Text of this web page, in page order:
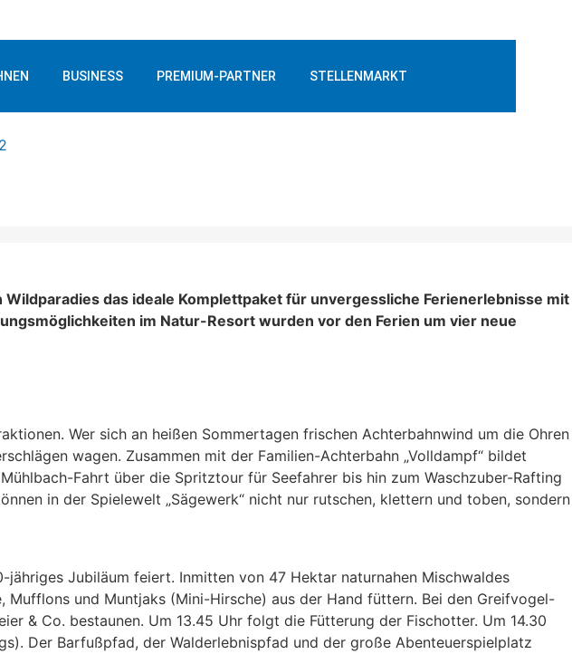
BUSINESS PREMIUM-PARTNER STELLENMARKT
das ideale Komplettpaket für unvergessliche Ferienerlebnisse mit
im Natur-Resort wurden vor den Ferien um vier neue
Wer sich an heißen Sommertagen frischen Achterbahnwind um die Ohren
wagen. Zusammen mit der Familien-Achterbahn „Volldampf“ bildet
Fahrt über die Spritztour für Seefahrer bis hin zum Waschzuber-Rafting
in der Spielewelt „Sägewerk“ nicht nur rutschen, klettern und toben, sondern
Jubiläum feiert. Inmitten von 47 Hektar naturnahen Mischwaldes
und Muntjaks (Mini-Hirsche) aus der Hand füttern. Bei den Greifvogel-
& Co. bestaunen. Um 13.45 Uhr folgt die Fütterung der Fischotter. Um 14.30
Der Barfußpfad, der Walderlebnispfad und der große Abenteuerspielplatz